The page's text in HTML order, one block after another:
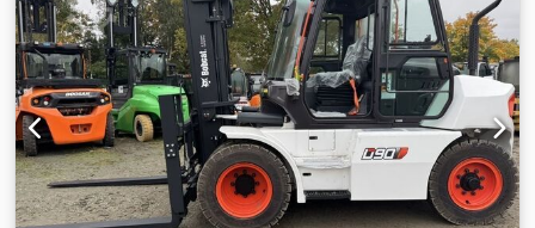
segurança, espelho interior, espelho exterior, farol
rotativo, limpa para-brisas, aquecimento do banco, LED,
banco, 5. válvula